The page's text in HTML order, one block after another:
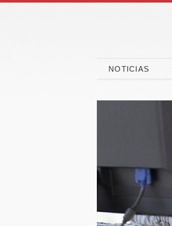
NOTICIAS
CaixaBank, CEOE y
CEPYME movilizan